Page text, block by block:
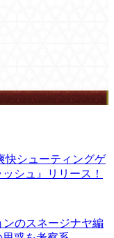
快シューティングゲ
シュ』リリース！
ンのスネージナヤ編